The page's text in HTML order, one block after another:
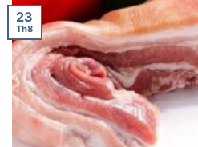
23
Th8